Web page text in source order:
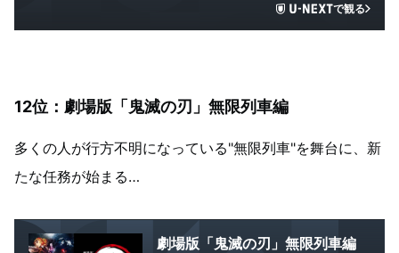
で観る
12位：劇場版「鬼滅の刃」無限列車編
多くの人が行方不明になっている"無限列車"を舞台に、新
たな任務が始まる…
劇場版「鬼滅の刃」無限列車編